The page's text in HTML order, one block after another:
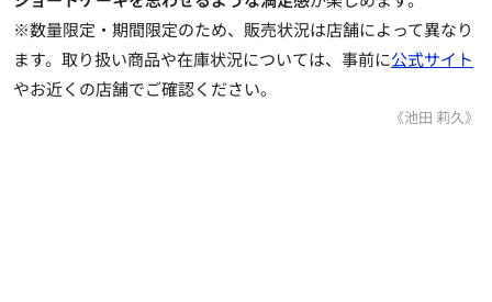
※数量限定・期間限定のため、販売状況は店舗によって異なり
ます。取り扱い商品や在庫状況については、事前に公式サイト
やお近くの店舗でご確認ください。
《池田 莉久》